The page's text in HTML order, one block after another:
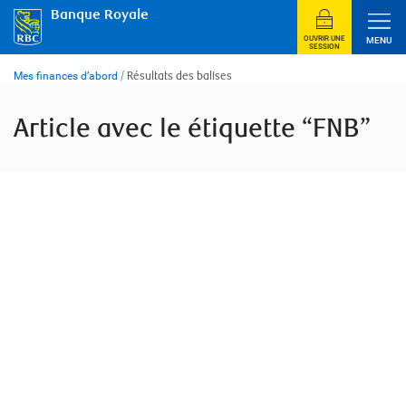
content
Banque Royale
OUVRIR UNE
SESSION
MENU
Mes finances d’abord / Résultats des balises
Article avec le étiquette “FNB”